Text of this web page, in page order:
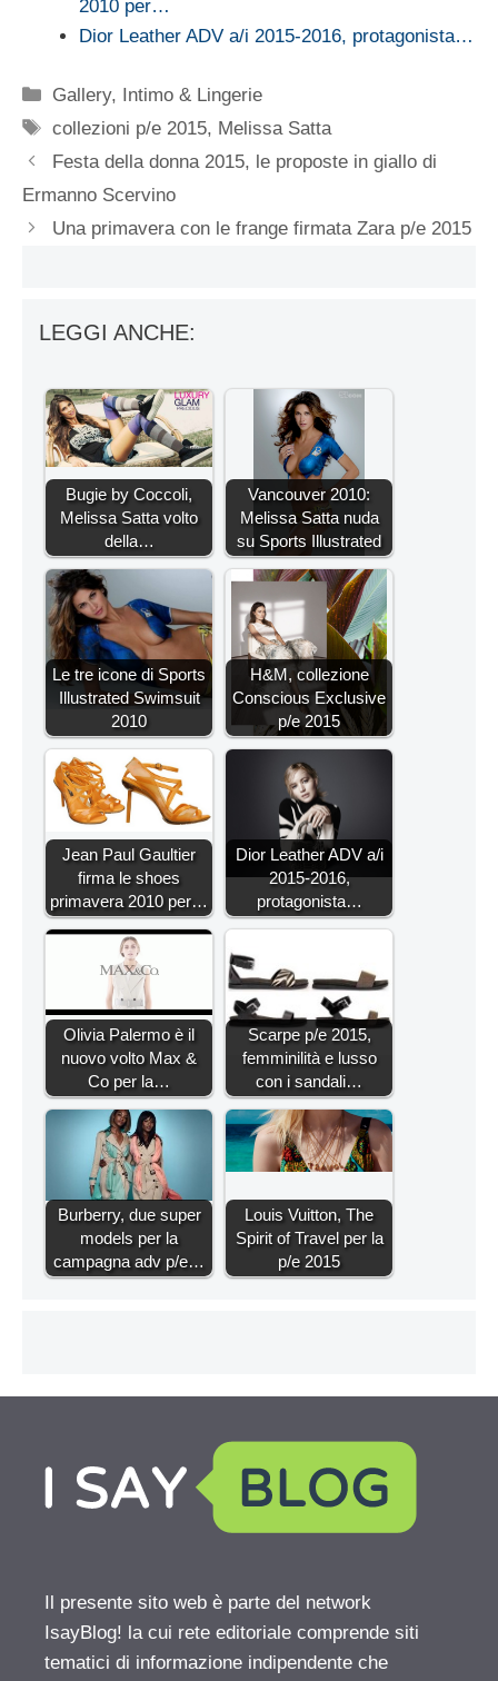
2010 per…
Dior Leather ADV a/i 2015-2016, protagonista…
Categorie
Gallery, Intimo & Lingerie
Tag
collezioni p/e 2015, Melissa Satta
Festa della donna 2015, le proposte in giallo di
Ermanno Scervino
Una primavera con le frange firmata Zara p/e 2015
LEGGI ANCHE:
Bugie by Coccoli,
Melissa Satta volto
della…
Vancouver 2010:
Melissa Satta nuda
su Sports Illustrated
Le tre icone di Sports
Illustrated Swimsuit
2010
H&M, collezione
Conscious Exclusive
p/e 2015
Jean Paul Gaultier
firma le shoes
primavera 2010 per…
Dior Leather ADV a/i
2015-2016,
protagonista…
Olivia Palermo è il
nuovo volto Max &
Co per la…
Scarpe p/e 2015,
femminilità e lusso
con i sandali…
Burberry, due super
models per la
campagna adv p/e…
Louis Vuitton, The
Spirit of Travel per la
p/e 2015
Il presente sito web è parte del network
IsayBlog! la cui rete editoriale comprende siti
tematici di informazione indipendente che